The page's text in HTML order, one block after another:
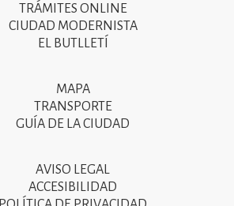
TRÁMITES ONLINE
CIUDAD MODERNISTA
EL BUTLLETÍ
MAPA
TRANSPORTE
GUÍA DE LA CIUDAD
AVISO LEGAL
ACCESIBILIDAD